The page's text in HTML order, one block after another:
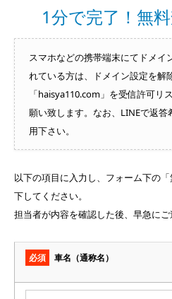
1分で完了！無
スマホなどの携帯端末にてドメイ
れている方は、ドメイン設定を解
「haisya110.com」を受信許可リ
願い致します。なお、LINEで返答
用下さい。
以下の項目に入力し、フォーム下の
下してください。
担当者が内容を確認した後、早急にご
必須 車名（通称名）